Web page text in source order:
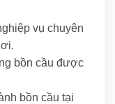
vụ chuyên
bồn cầu được
bồn cầu tại